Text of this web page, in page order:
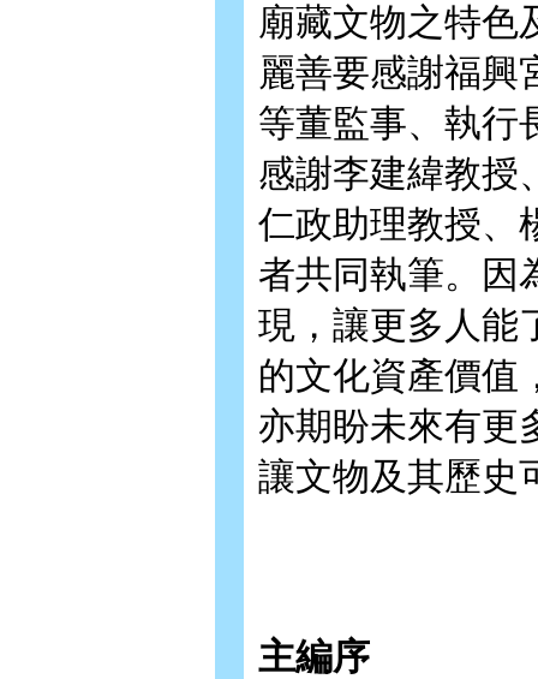
廟藏文物之特色
麗善要感謝福興
等董監事、執行
感謝李建緯教授
仁政助理教授、
者共同執筆。因
現，讓更多人能
的文化資產價值
亦期盼未來有更
讓文物及其歷史
主編序